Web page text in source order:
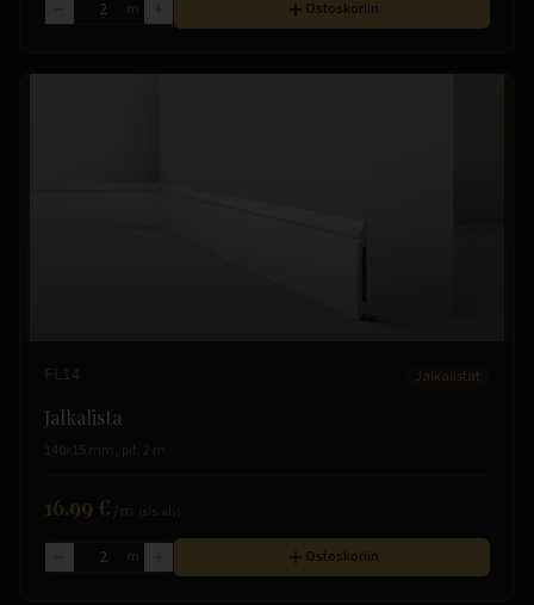
m Ostoskoriin
FL14 Jalkalistat
Jalkalista
140x15 mm, pit. 2 m
16.99 € /m
m Ostoskoriin